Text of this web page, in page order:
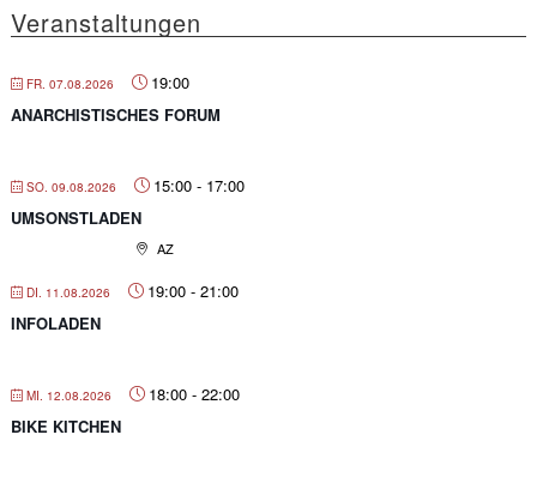
e
n
Veranstaltungen
FR. 07.08.2026
19:00
ANARCHISTISCHES FORUM
SO. 09.08.2026 15:00- 17:00
UMSONSTLADEN
AZ
DI. 11.08.2026 19:00- 21:00
INFOLADEN
MI. 12.08.2026 18:00- 22:00
BIKE KITCHEN